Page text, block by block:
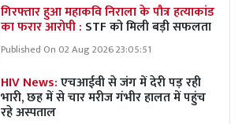
गिरफ्तार हुआ महाकवि निराला के पौत्र हत्याकांड
का फरार आरोपी : STF को मिली बड़ी सफलता
Published On 02 Aug 2026 23:05:51
HIV News:एचआईवी से जंग में देरी पड़ रही
भारी, छह में से चार मरीज गंभीर हालत में पहुंच
रहे अस्पताल